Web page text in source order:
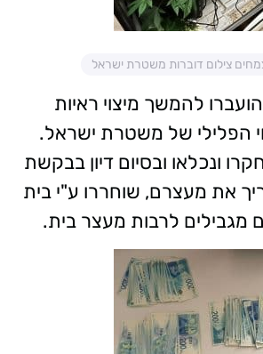
צילום דוברות משטרת ישראל
להמשך מיצוי ראיות
הפלילי של משטרת ישראל.
ונכלאו ובסיום דיון בבקשת
את מעצרם, שוחררו ע"י בית
לרבות מעצר בית.